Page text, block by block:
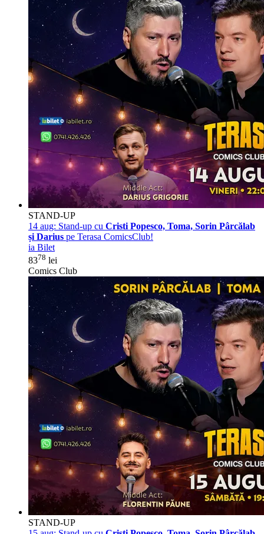
STAND-UP
14 aug: Stand-up cu Cristi Popesco, Toma, Sorin Pârcălab
și Darius pe Terasa ComicsClub!
ia Bilet
8378 lei
Comics Club
STAND-UP